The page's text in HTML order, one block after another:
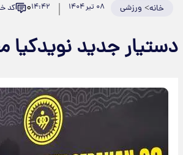
خانه> ورزشی ۰۸ تیر ۱۴۰۴ ۱۴:۴۲۰ کد خبر:
دستیار جدید نویدکیا